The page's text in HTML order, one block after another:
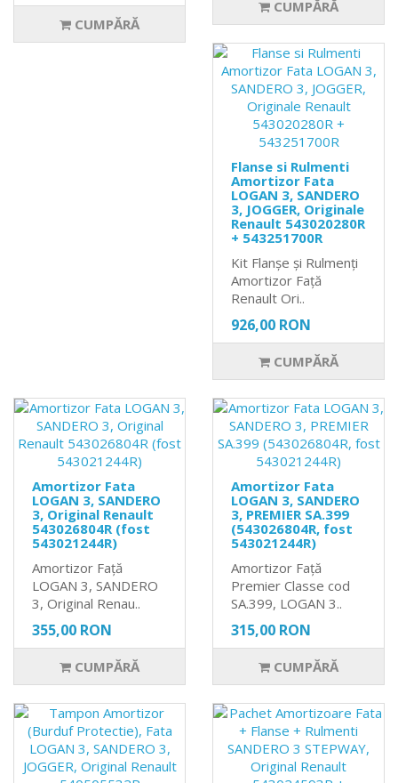
CUMPĂRĂ
CUMPĂRĂ
Flanse si Rulmenti
Amortizor Fata
LOGAN 3, SANDERO
3, JOGGER, Originale
Renault 543020280R
+ 543251700R
Kit Flanșe și Rulmenți
Amortizor Față
Renault Ori..
926,00 RON
CUMPĂRĂ
Amortizor Fata
LOGAN 3, SANDERO
3, Original Renault
543026804R (fost
543021244R)
Amortizor Față
LOGAN 3, SANDERO
3, Original Renau..
355,00 RON
CUMPĂRĂ
Amortizor Fata
LOGAN 3, SANDERO
3, PREMIER SA.399
(543026804R, fost
543021244R)
Amortizor Față
Premier Classe cod
SA.399, LOGAN 3..
315,00 RON
CUMPĂRĂ